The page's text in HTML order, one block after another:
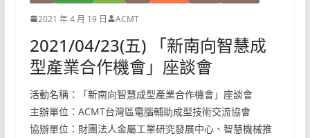
2021 年 4 月 19 日 ACMT
2021/04/23(五) 「新南向智慧成
型產業合作機會」座談會
活動名稱：「新南向智慧成型產業合作機會」座談會
主辦單位：ACMT台灣區電腦輔助成型技術交流協會
協辦單位：財團法人金屬工業研究發展中心、智慧機械推